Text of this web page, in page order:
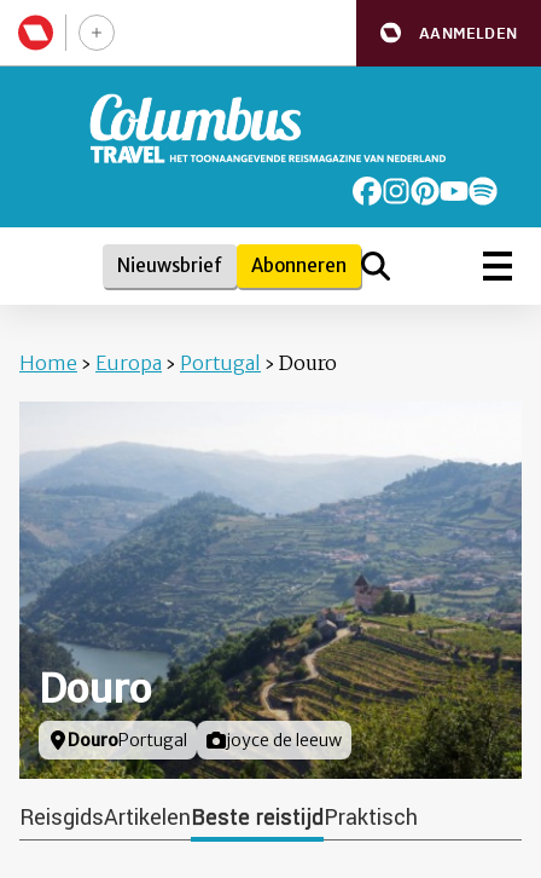
AANMELDEN
Nieuwsbrief Abonneren
Home › Europa › Portugal › Douro
Douro
Locatie
DouroPortugal Foto door
joyce de leeuw
ReisgidsArtikelenBeste reistijdPraktisch